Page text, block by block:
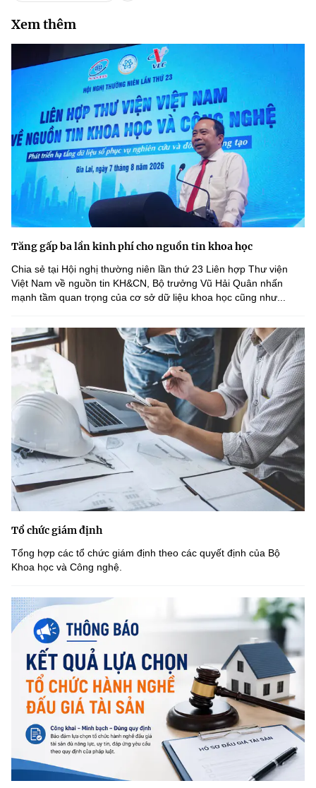
Xem thêm
Tăng gấp ba lần kinh phí cho nguồn tin khoa học
Chia sẻ tại Hội nghị thường niên lần thứ 23 Liên hợp Thư viện
Việt Nam về nguồn tin KH&CN, Bộ trưởng Vũ Hải Quân nhấn
mạnh tầm quan trọng của cơ sở dữ liệu khoa học cũng như...
Tổ chức giám định
Tổng hợp các tổ chức giám định theo các quyết định của Bộ
Khoa học và Công nghệ.